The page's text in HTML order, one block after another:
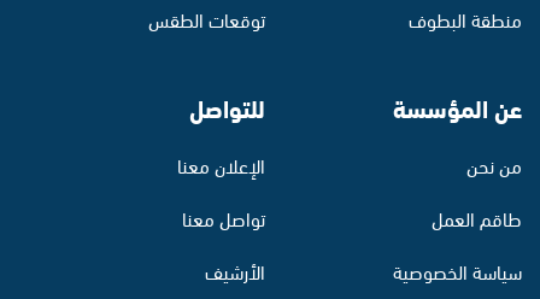
منطقة البطوف
توقعات الطقس
عن المؤسسة
من نحن
طاقم العمل
سياسة الخصوصية
للتواصل
الإعلان معنا
تواصل معنا
الأرشيف